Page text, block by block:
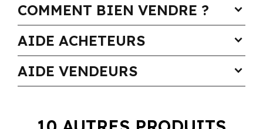
COMMENT BIEN VENDRE ? expand_more
AIDE ACHETEURS expand_more
AIDE VENDEURS expand_more